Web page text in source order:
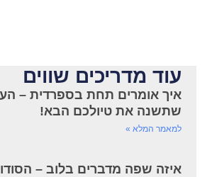
עוד מדריכים שווים
איך אומרים תחת בספרדית –
שתשנה את טיולכם הבא!
למאמר המלא »
איזה שפה מדברים בלוב –